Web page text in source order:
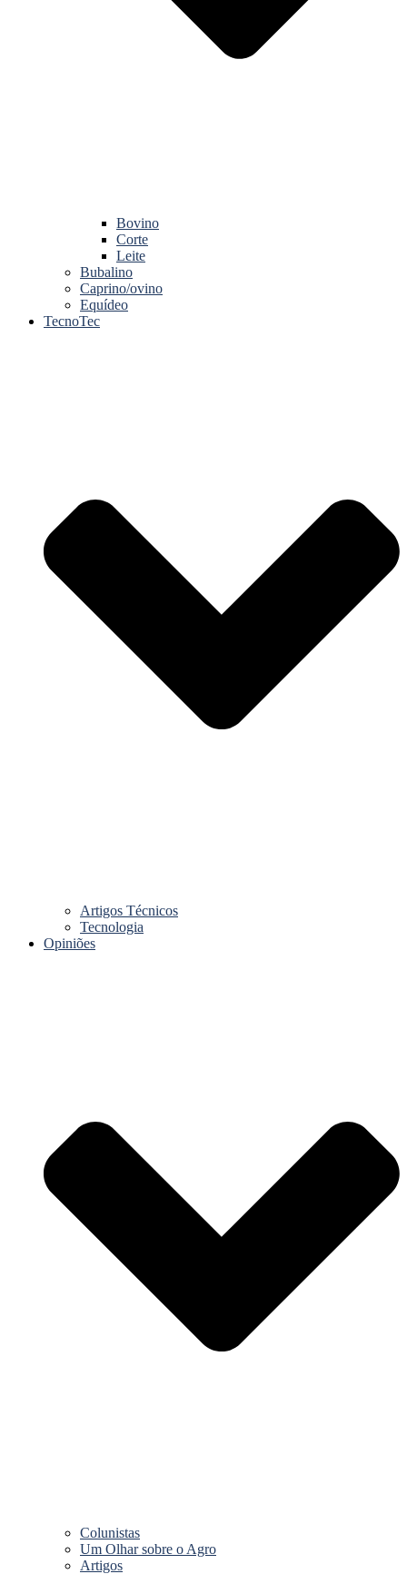
Bovino
Corte
Leite
Bubalino
Caprino/ovino
Equídeo
TecnoTec
Artigos Técnicos
Tecnologia
Opiniões
Colunistas
Um Olhar sobre o Agro
Artigos